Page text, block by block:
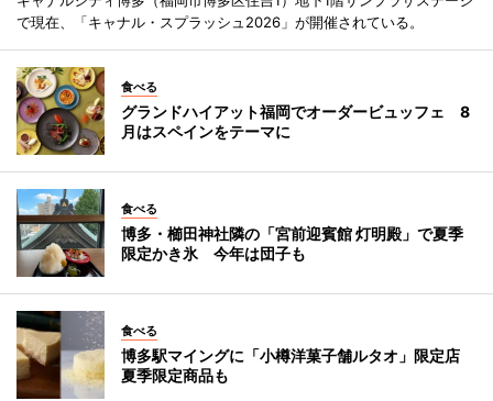
で現在、「キャナル・スプラッシュ2026」が開催されている。
食べる
グランドハイアット福岡でオーダービュッフェ 8
月はスペインをテーマに
食べる
博多・櫛田神社隣の「宮前迎賓館 灯明殿」で夏季
限定かき氷 今年は団子も
食べる
博多駅マイングに「小樽洋菓子舗ルタオ」限定店
夏季限定商品も